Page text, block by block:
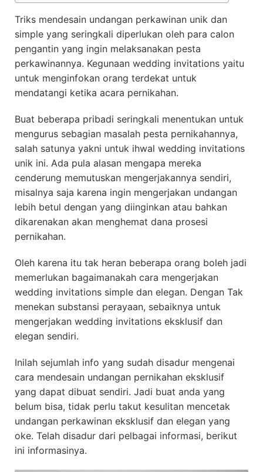
Triks mendesain undangan perkawinan unik dan
simple yang seringkali diperlukan oleh para calon
pengantin yang ingin melaksanakan pesta
perkawinannya. Kegunaan wedding invitations yaitu
untuk menginfokan orang terdekat untuk
mendatangi ketika acara pernikahan.
Buat beberapa pribadi seringkali menentukan untuk
mengurus sebagian masalah pesta pernikahannya,
salah satunya yakni untuk ihwal wedding invitations
unik ini. Ada pula alasan mengapa mereka
cenderung memutuskan mengerjakannya sendiri,
misalnya saja karena ingin mengerjakan undangan
lebih betul dengan yang diinginkan atau bahkan
dikarenakan akan menghemat dana prosesi
pernikahan.
Oleh karena itu tak heran beberapa orang boleh jadi
memerlukan bagaimanakah cara mengerjakan
wedding invitations simple dan elegan. Dengan Tak
menekan substansi perayaan, sebaiknya untuk
mengerjakan wedding invitations eksklusif dan
elegan sendiri.
Inilah sejumlah info yang sudah disadur mengenai
cara mendesain undangan pernikahan eksklusif
yang dapat dibuat sendiri. Jadi buat anda yang
belum bisa, tidak perlu takut kesulitan mencetak
undangan perkawinan eksklusif dan elegan yang
oke. Telah disadur dari pelbagai informasi, berikut
ini informasinya.